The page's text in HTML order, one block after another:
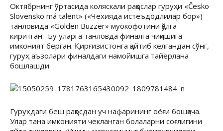
Октябрнинг ўртасида коляскали раққослар гуруҳи «Česko
Slovensko má talent» («Чехияда истеъдодлилар бор»)
танловида «Golden Buzzer» муокофотини қўлга
киритган. Бу уларга танловда финалга чиқишига
имконият берган. Қирғизистонга қайтиб келгандан сўнг,
гуруҳ аъзолари финалдаги намойишга тайёрлана
бошлашди.
Гуруҳдаги беш раққосдан уч нафарининг оёғи бошқача.
Улар тана имконияти чекланган болаларни соғлигини